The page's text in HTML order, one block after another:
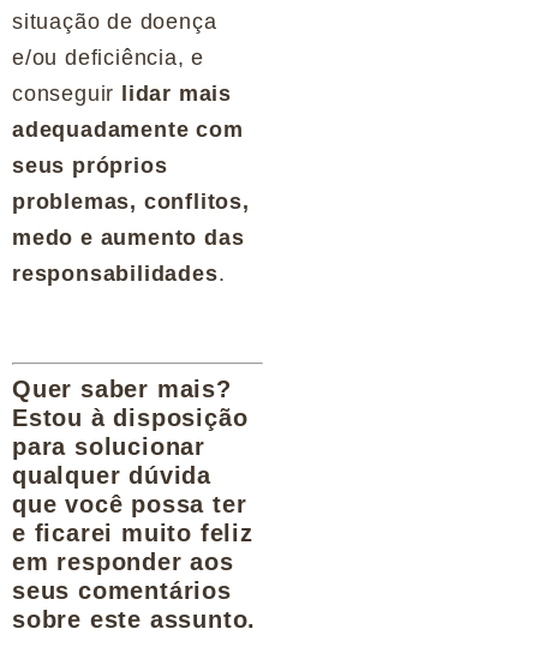
situação de doença
e/ou deficiência, e
conseguir
lidar mais
adequadamente com
seus próprios
problemas, conflitos,
medo e aumento das
responsabilidades.
Quer saber mais?
Estou à disposição
para solucionar
qualquer dúvida
que você possa ter
e ficarei muito feliz
em responder aos
seus comentários
sobre este assunto.